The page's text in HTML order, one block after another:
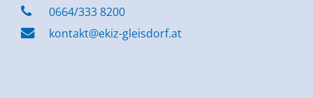
0664/333 8200
kontakt@ekiz-gleisdorf.at